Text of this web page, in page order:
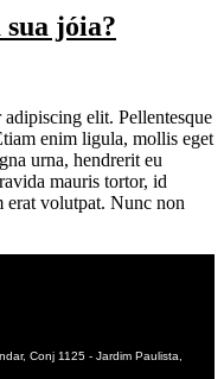
sua jóia?
elit. Pellentesque
enim ligula, mollis eget
urna, hendrerit eu
mauris tortor, id
erat volutpat. Nunc non
Conj 1125 - Jardim Paulista,